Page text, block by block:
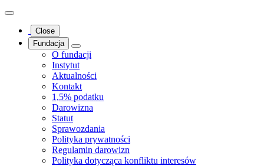
Close
Fundacja
O fundacji
Instytut
Aktualności
Kontakt
1,5% podatku
Darowizna
Statut
Sprawozdania
Polityka prywatności
Regulamin darowizn
Polityka dotycząca konfliktu interesów